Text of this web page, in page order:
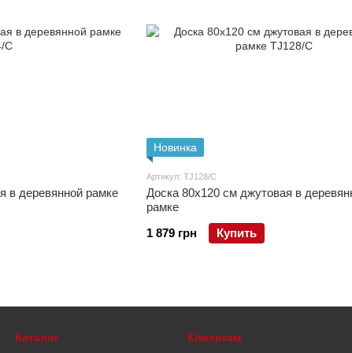
в деревянной рамке
Новинка
Артикул: TJ128/C
Доска 80x120 см джутовая в
рамке
1 879 грн
Купить
Каталог Клиентам